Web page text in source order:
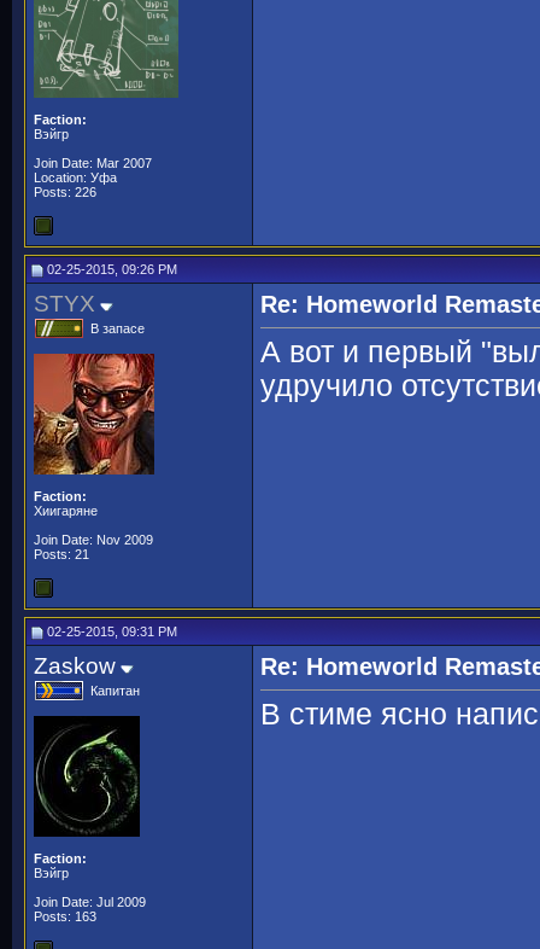
Faction:
Вэйгр
Join Date: Mar 2007
Location: Уфа
Posts: 226
02-25-2015, 09:26 PM
STYX
В запасе
Faction:
Хиигаряне
Join Date: Nov 2009
Posts: 21
Re: Homeworld
А вот и первый
удручило
02-25-2015, 09:31 PM
Zaskow
Капитан
Faction:
Вэйгр
Join Date: Jul 2009
Posts: 163
Re: Homeworld
В стиме ясно